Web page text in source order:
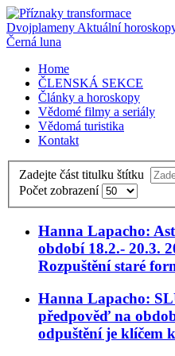
Dvojplameny Aktuální
Černá luna
Home
ČLENSKÁ SEKCE
Články a horoskopy
Vědomé filmy a seriály
Vědomá turistika
Kontakt
Zadejte část titulku štítku
Počet zobrazení
Hanna Lapacho:
období 18.2.- 20.3.
Rozpuštění staré
Hanna Lapacho:
předpověď na
odpuštění je klíčem